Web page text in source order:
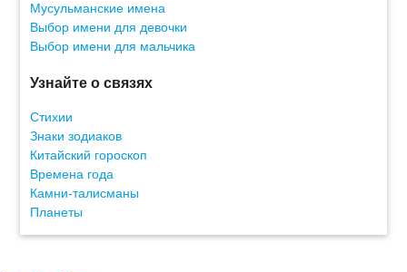
Мусульманские имена
Выбор имени для девочки
Выбор имени для мальчика
Узнайте о связях
Стихии
Знаки зодиаков
Китайский гороскоп
Времена года
Камни-талисманы
Планеты